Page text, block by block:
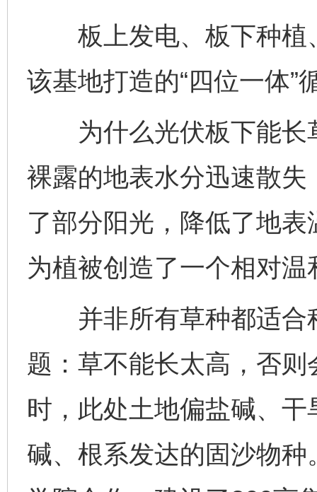
板上发电、板下种植
该基地打造的“四位一体”
为什么光伏板下能长
裸露的地表水分迅速散
了部分阳光，降低了地
为植被创造了一个相对温
并非所有草种都适合
题：草不能长太高，否
时，此处土地偏盐碱、
碱、根系发达的固沙物